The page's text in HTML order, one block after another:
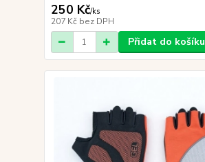
250 Kč/ks
207 Kč bez DPH
Přidat do košíku